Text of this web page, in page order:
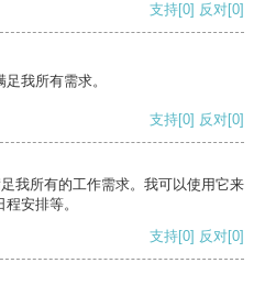
支持[0] 反对[0]
我所有需求。
支持[0] 反对[0]
我所有的工作需求。我可以使用它来
安排等。
支持[0] 反对[0]